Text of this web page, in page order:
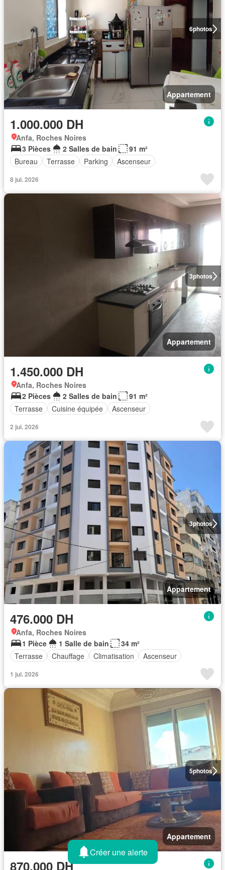
6photos
Appartement
1.000.000 DH
Anfa, Roches Noires
3 Pièces
2 Salles de bain
91 m²
Bureau
Terrasse Parking Ascenseur
8 jui. 2026
3photos
Appartement
1.450.000 DH
Anfa, Roches Noires
2 Pièces
2 Salles de bain
91 m²
Terrasse
Cuisine équipée Ascenseur
2 jui. 2026
3photos
Appartement
476.000 DH
Anfa, Roches Noires
1 Pièce
1 Salle de bain
34 m²
Terrasse
Chauffage Climatisation Ascenseur
1 jui. 2026
5photos
Appartement
870.000 DH
Créer une alerte